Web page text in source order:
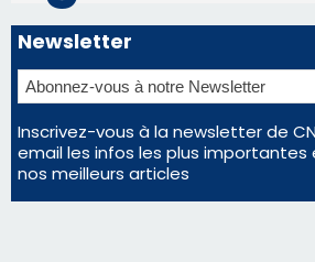
Newsletter
Inscrivez-vous à la newsletter de
email les infos les plus
nos meilleurs articles